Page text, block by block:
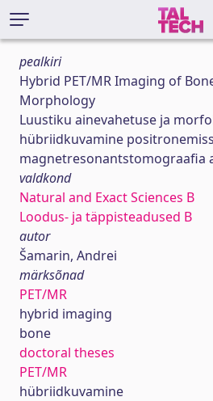
pealkiri
Hybrid PET/MR Imaging of
Morphology
Luustiku ainevahetuse ja
hübriidkuvamine
magnetresonantstomograafia
valdkond
Natural and Exact Sciences B
Loodus- ja täppisteadused B
autor
Šamarin, Andrei
märksõnad
PET/MR
hybrid imaging
bone
doctoral theses
PET/MR
hübriidkuvamine